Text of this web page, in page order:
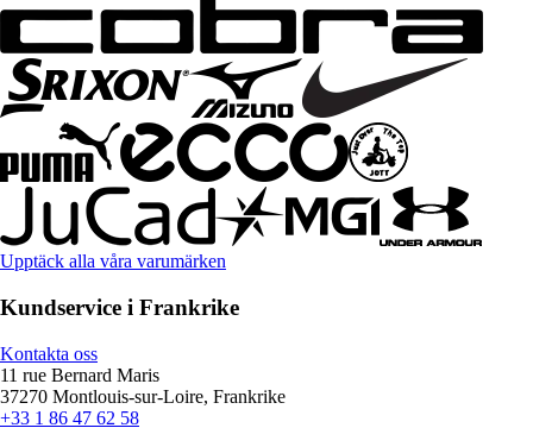
Upptäck alla våra varumärken
Kundservice i Frankrike
Kontakta oss
11 rue Bernard Maris
37270 Montlouis-sur-Loire, Frankrike
+33 1 86 47 62 58